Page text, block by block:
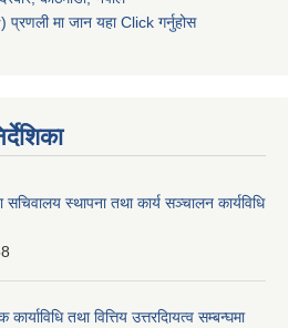
मा जान यहा Click गर्नुहोस
सचिवालय स्थापना तथा कार्य सञ्चालन कार्यविधि
तथा वित्तिय उत्तरदाियत्व सम्बन्घमा